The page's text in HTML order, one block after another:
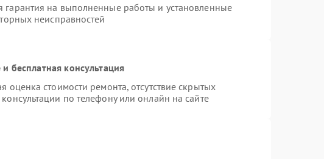
гарантия на выполненные работы и установленные
неисправностей
бесплатная консультация
оценка стоимости ремонта, отсутствие скрытых
по телефону или онлайн на сайте